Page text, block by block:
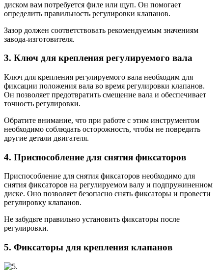
диском вам потребуется филе или щуп. Он помогает
определить правильность регулировки клапанов.
Зазор должен соответствовать рекомендуемым значениям
завода-изготовителя.
3. Ключ для крепления регулируемого вала
Ключ для крепления регулируемого вала необходим для
фиксации положения вала во время регулировки клапанов.
Он позволяет предотвратить смещение вала и обеспечивает
точность регулировки.
Обратите внимание, что при работе с этим инструментом
необходимо соблюдать осторожность, чтобы не повредить
другие детали двигателя.
4. Приспособление для снятия фиксаторов
Приспособление для снятия фиксаторов необходимо для
снятия фиксаторов на регулируемом валу и подпружиненном
диске. Оно позволяет безопасно снять фиксаторы и провести
регулировку клапанов.
Не забудьте правильно установить фиксаторы после
регулировки.
5. Фиксаторы для крепления клапанов